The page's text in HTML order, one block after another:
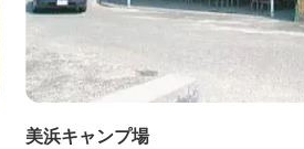
美浜キャンプ場